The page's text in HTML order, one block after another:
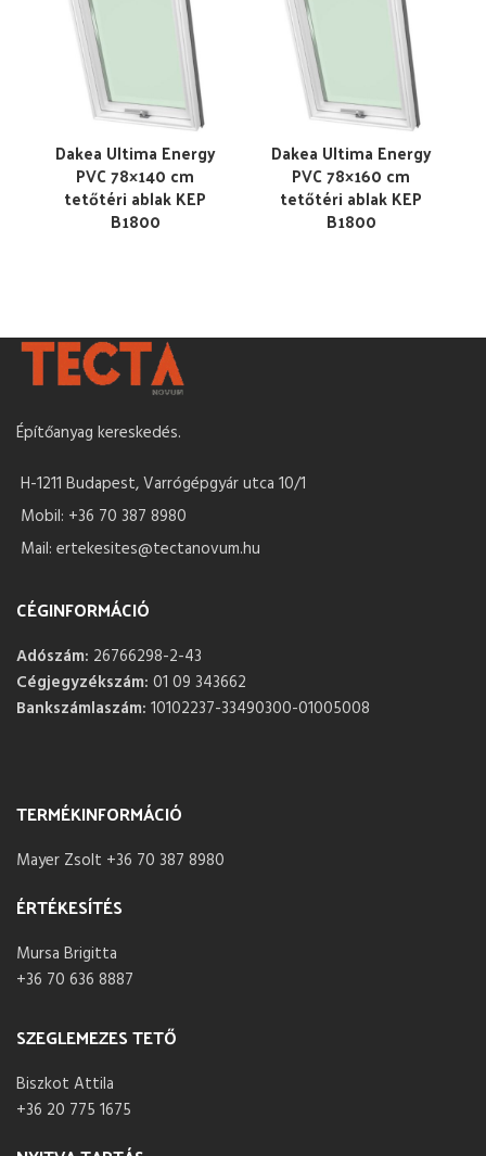
Dakea Ultima Energy
PVC 78×140 cm
tetőtéri ablak KEP
B1800
Dakea Ultima Energy
PVC 78×160 cm
tetőtéri ablak KEP
B1800
Építőanyag kereskedés.
H-1211 Budapest, Varrógépgyár utca 10/1
Mobil: +36 70 387 8980
Mail: ertekesites@tectanovum.hu
CÉGINFORMÁCIÓ
Adószám: 26766298-2-43
Cégjegyzékszám: 01 09 343662
Bankszámlaszám: 10102237-33490300-01005008
TERMÉKINFORMÁCIÓ
Mayer Zsolt +36 70 387 8980
ÉRTÉKESÍTÉS
Mursa Brigitta
+36 70 636 8887
SZEGLEMEZES TETŐ
Biszkot Attila
+36 20 775 1675